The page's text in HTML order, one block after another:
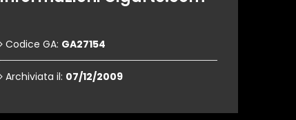
Codice GA: GA27154
Archiviata il: 07/12/2009